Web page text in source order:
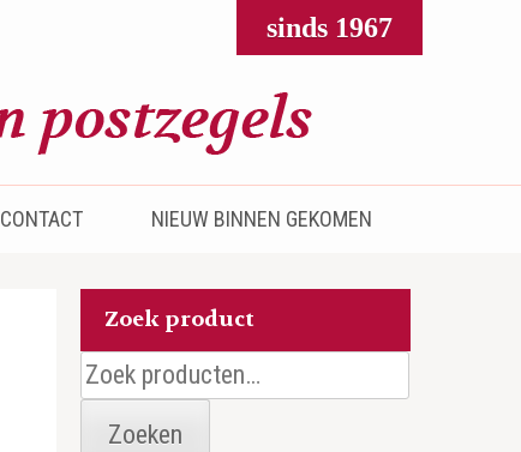
sinds 1967
CONTACT NIEUW BINNEN GEKOMEN
Zoek product
Zoeken
naar:
Zoeken